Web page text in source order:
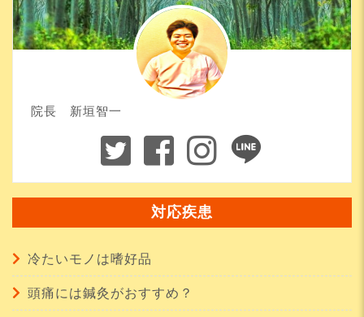
院長 新垣智一
対応疾患
冷たいモノは嗜好品
頭痛には鍼灸がおすすめ？